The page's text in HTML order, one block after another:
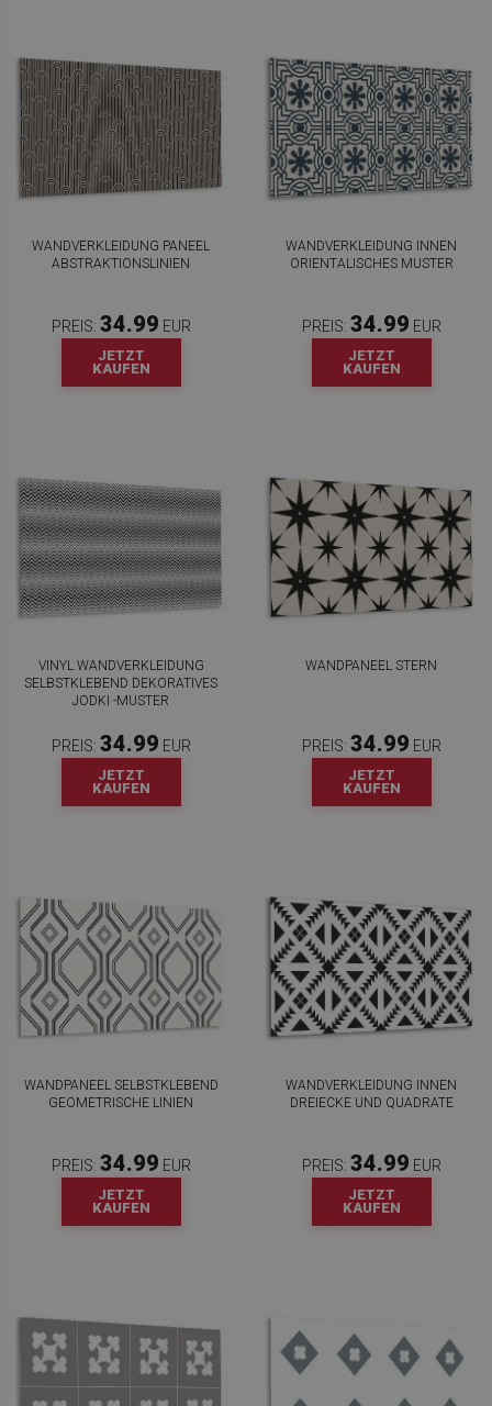
WANDVERKLEIDUNG PANEEL
ABSTRAKTIONSLINIEN
PREIS: 34.99 EUR
JETZT
KAUFEN
WANDVERKLEIDUNG INNEN
ORIENTALISCHES MUSTER
PREIS: 34.99 EUR
JETZT
KAUFEN
VINYL WANDVERKLEIDUNG
SELBSTKLEBEND DEKORATIVES
JODKI -MUSTER
PREIS: 34.99 EUR
JETZT
KAUFEN
WANDPANEEL STERN
PREIS: 34.99 EUR
JETZT
KAUFEN
WANDPANEEL SELBSTKLEBEND
GEOMETRISCHE LINIEN
PREIS: 34.99 EUR
JETZT
KAUFEN
WANDVERKLEIDUNG INNEN
DREIECKE UND QUADRATE
PREIS: 34.99 EUR
JETZT
KAUFEN